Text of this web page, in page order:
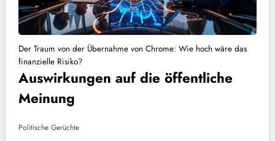
Der Traum von der Übernahme von Chrome: Wie hoch wäre das
finanzielle Risiko?
Auswirkungen auf die öffentliche
Meinung
Politische Gerüchte